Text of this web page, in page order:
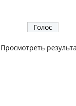
Просмотреть